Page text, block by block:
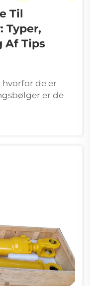
Til
Typer,
Af Tips
de er
er de
fast på
værktøjer er
arbejde i